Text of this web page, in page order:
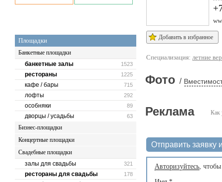
Площадки
Банкетные площадки
1523
банкетные залы
1225
рестораны
715
кафе / бары
292
лофты
89
особняки
63
дворцы / усадьбы
Бизнес-площадки
Концертные площадки
Свадебные площадки
321
залы для свадьбы
178
рестораны для свадьбы
Добавить в избранное
Специализация: летние
Фото /
Как
Реклама
Отправить заявку
Авторизуйтесь,